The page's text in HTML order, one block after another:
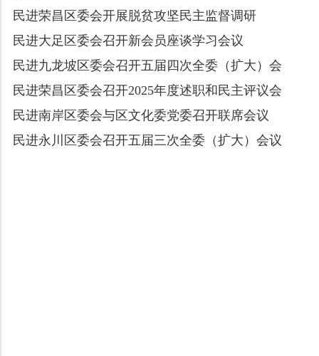
民进荣昌区委会开展脱贫攻坚民主监督调研
民进大足区委会召开新会员座谈学习会议
民进九龙坡区委会召开五届四次全委（扩大）会
民进荣昌区委会召开2025年度述职和民主评议会
民进南岸区委会与区文化委党委召开联席会议
民进永川区委会召开五届三次全委（扩大）会议